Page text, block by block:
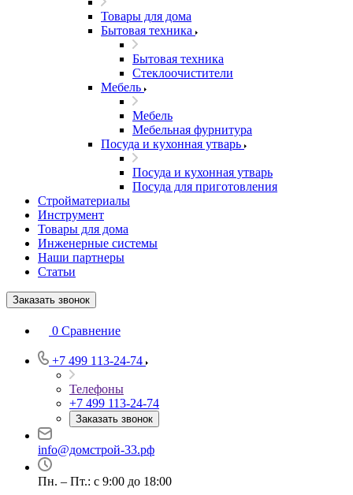
Товары для дома
Бытовая техника
Бытовая техника
Стеклоочистители
Мебель
Мебель
Мебельная фурнитура
Посуда и кухонная утварь
Посуда и кухонная утварь
Посуда для приготовления
Стройматериалы
Инструмент
Товары для дома
Инженерные системы
Наши партнеры
Статьи
Заказать звонок
0 Сравнение
+7 499 113-24-74
Телефоны
+7 499 113-24-74
Заказать звонок
info@домстрой-33.рф
Пн. – Пт.: с 9:00 до 18:00